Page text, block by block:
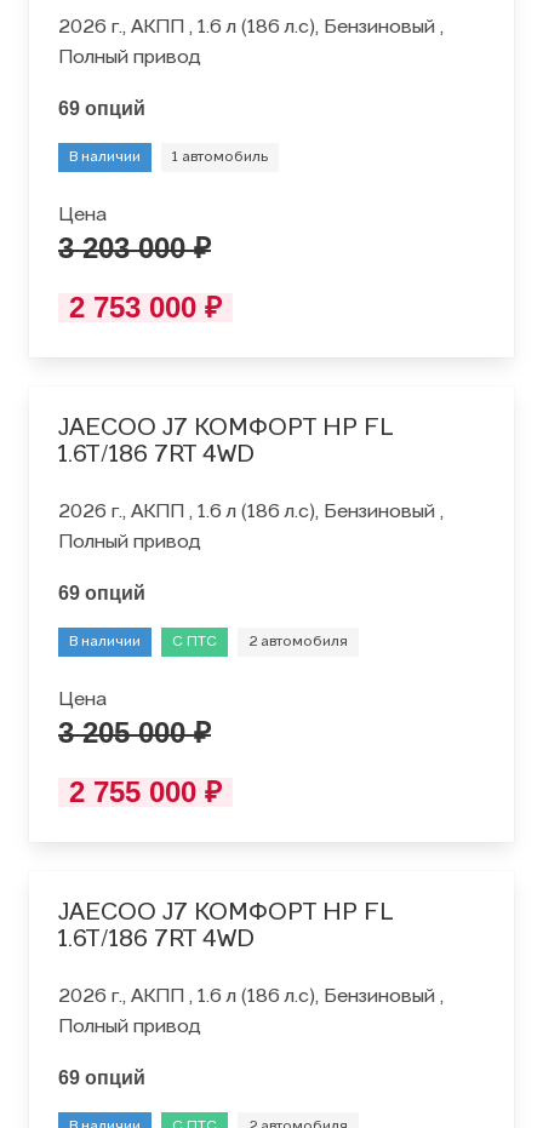
2026 г., АКПП , 1.6 л (186 л.с), Бензиновый ,
Полный привод
69 опций
В наличии 1 автомобиль
Цена
3 203 000 ₽
2 753 000 ₽
JAECOO J7 КОМФОРТ HP FL
1.6T/186 7RT 4WD
2026 г., АКПП , 1.6 л (186 л.с), Бензиновый ,
Полный привод
69 опций
В наличии С ПТС 2 автомобиля
Цена
3 205 000 ₽
2 755 000 ₽
JAECOO J7 КОМФОРТ HP FL
1.6T/186 7RT 4WD
2026 г., АКПП , 1.6 л (186 л.с), Бензиновый ,
Полный привод
69 опций